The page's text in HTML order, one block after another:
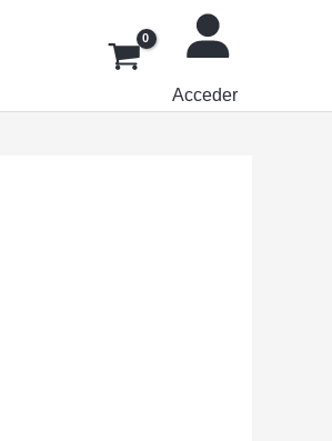
Acceder